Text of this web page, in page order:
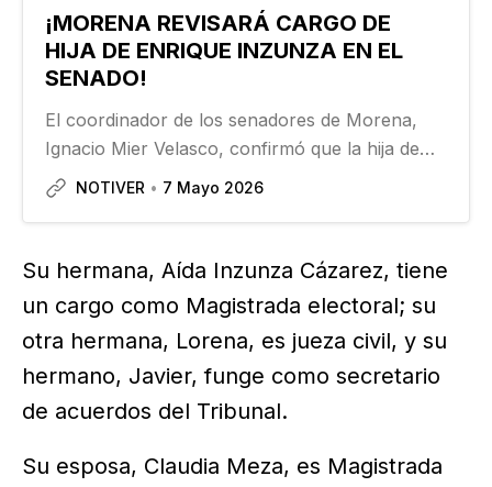
¡MORENA REVISARÁ CARGO DE
HIJA DE ENRIQUE INZUNZA EN EL
SENADO!
El coordinador de los senadores de Morena,
Ignacio Mier Velasco, confirmó que la hija de
Enrique Inzunza, acusado por el gobierno de
parlamentario…
NOTIVER 7 Mayo 2026
Su hermana, Aída Inzunza Cázarez, tiene
un cargo como Magistrada electoral; su
otra hermana, Lorena, es jueza civil, y su
hermano, Javier, funge como secretario
de acuerdos del Tribunal.
Su esposa, Claudia Meza, es Magistrada